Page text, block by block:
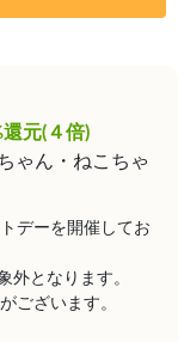
元(４倍)
ゃん・ねこちゃ
デーを開催してお
外となります。
ございます。